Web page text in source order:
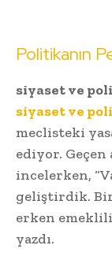
Politikanın
siyaset ve
siyaset ve
meclisteki
ediyor. Geçen
incelerken,
geliştirdik.
erken
yazdı.